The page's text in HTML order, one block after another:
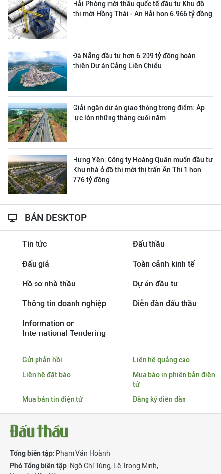
Hải Phòng mời thầu quốc tế đầu tư Khu đô
thị mới Hồng Thái - An Hải hơn 6.966 tỷ đồng
Đà Nẵng đầu tư hơn 6.209 tỷ đồng hoàn
thiện Dự án Cảng Liên Chiểu
Giải ngân dự án giao thông trọng điểm: Áp
lực lớn những tháng cuối năm
Hưng Yên: Công ty Hoàng Quân muốn đầu tư
Khu nhà ở đô thị mới thị trấn Ân Thi 1 hơn
776 tỷ đồng
BẢN DESKTOP
Tin tức Đấu thầu
Đấu giá Toàn cảnh kinh tế
Hồ sơ nhà thầu Dự án đầu tư
Thông tin doanh nghiệp Diễn đàn đấu thầu
Information on
International Tendering
Gửi phản hồi
Liên hệ quảng cáo
Liên hệ đặt báo
Mua báo in phiên bản điện
tử
Mua bản tin điện tử
Đăng ký diễn đàn
Tổng biên tập: Phạm Văn Hoành
Phó Tổng biên tập: Ngô Chí Tùng, Lê Trọng Minh,